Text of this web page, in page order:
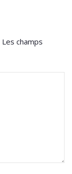
Les champs